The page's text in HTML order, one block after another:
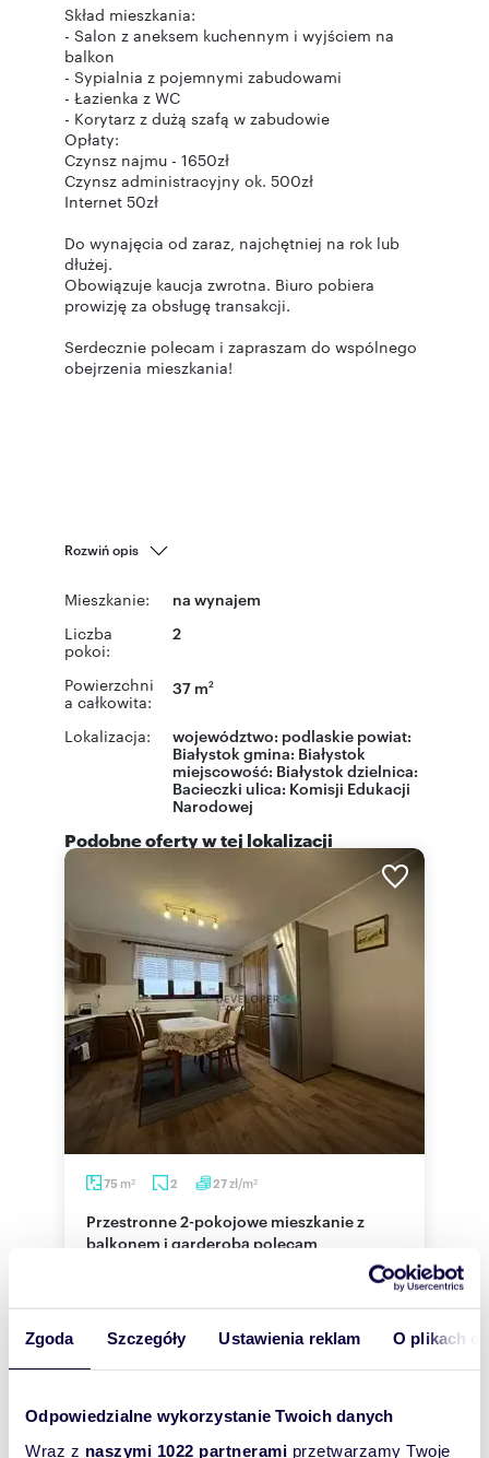
Zgoda Szczegóły Ustawienia reklam O plikach
Odpowiedzialne wykorzystanie Twoich danych
Wraz z naszymi 1022 partnerami przetwarzamy Twoje
Skład mieszkania:
- Salon z aneksem kuchennym i wyjściem na
balkon
- Sypialnia z pojemnymi zabudowami
- Łazienka z WC
- Korytarz z dużą szafą w zabudowie
Opłaty:
Czynsz najmu - 1650zł
Czynsz administracyjny ok. 500zł
Internet 50zł
Do wynajęcia od zaraz, najchętniej na rok lub
dłużej.
Obowiązuje kaucja zwrotna. Biuro pobiera
prowizję za obsługę transakcji.
Serdecznie polecam i zapraszam do wspólnego
obejrzenia mieszkania!
Rozwiń opis
Mieszkanie: na wynajem
Liczba
pokoi:
2
Powierzchni
a całkowita:
37 m2
Lokalizacja: województwo: podlaskie powiat:
Białystok gmina: Białystok
miejscowość: Białystok dzielnica:
Bacieczki ulica: Komisji Edukacji
Narodowej
Podobne oferty w tej lokalizacji
75 m2 2 27zł/m2
Przestronne 2-pokojowe mieszkanie z
balkonem i garderobą polecam
Lokal obejmuje:Kuchnia z jadalnią: komoda, stół,